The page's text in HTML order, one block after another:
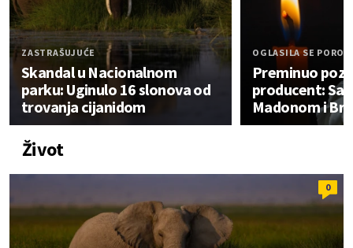
ZASTRAŠUJUĆE
Skandal u Nacionalnom
parku: Uginulo 16 slonova od
trovanja cijanidom
OGLASILA SE
Preminuo
producent:
Madonom i
Život
0